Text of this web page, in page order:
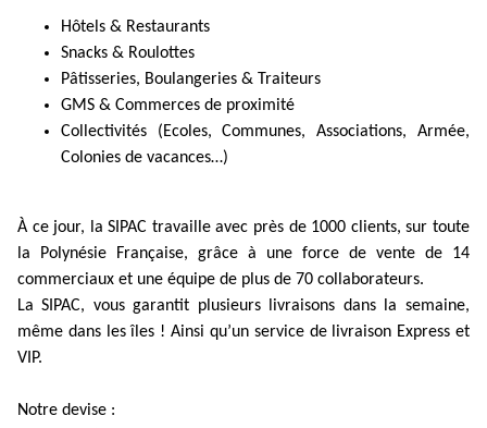
Hôtels & Restaurants
Snacks & Roulottes
Pâtisseries, Boulangeries & Traiteurs
GMS & Commerces de proximité
Collectivités (Ecoles, Communes, Associations, Armée,
Colonies de vacances…)
À ce jour, la SIPAC travaille avec près de 1000 clients, sur toute
la Polynésie Française, grâce à une force de vente de 14
commerciaux et une équipe de plus de 70 collaborateurs.
La SIPAC, vous garantit plusieurs livraisons dans la semaine,
même dans les îles ! Ainsi qu’un service de livraison Express et
VIP.
Notre devise :